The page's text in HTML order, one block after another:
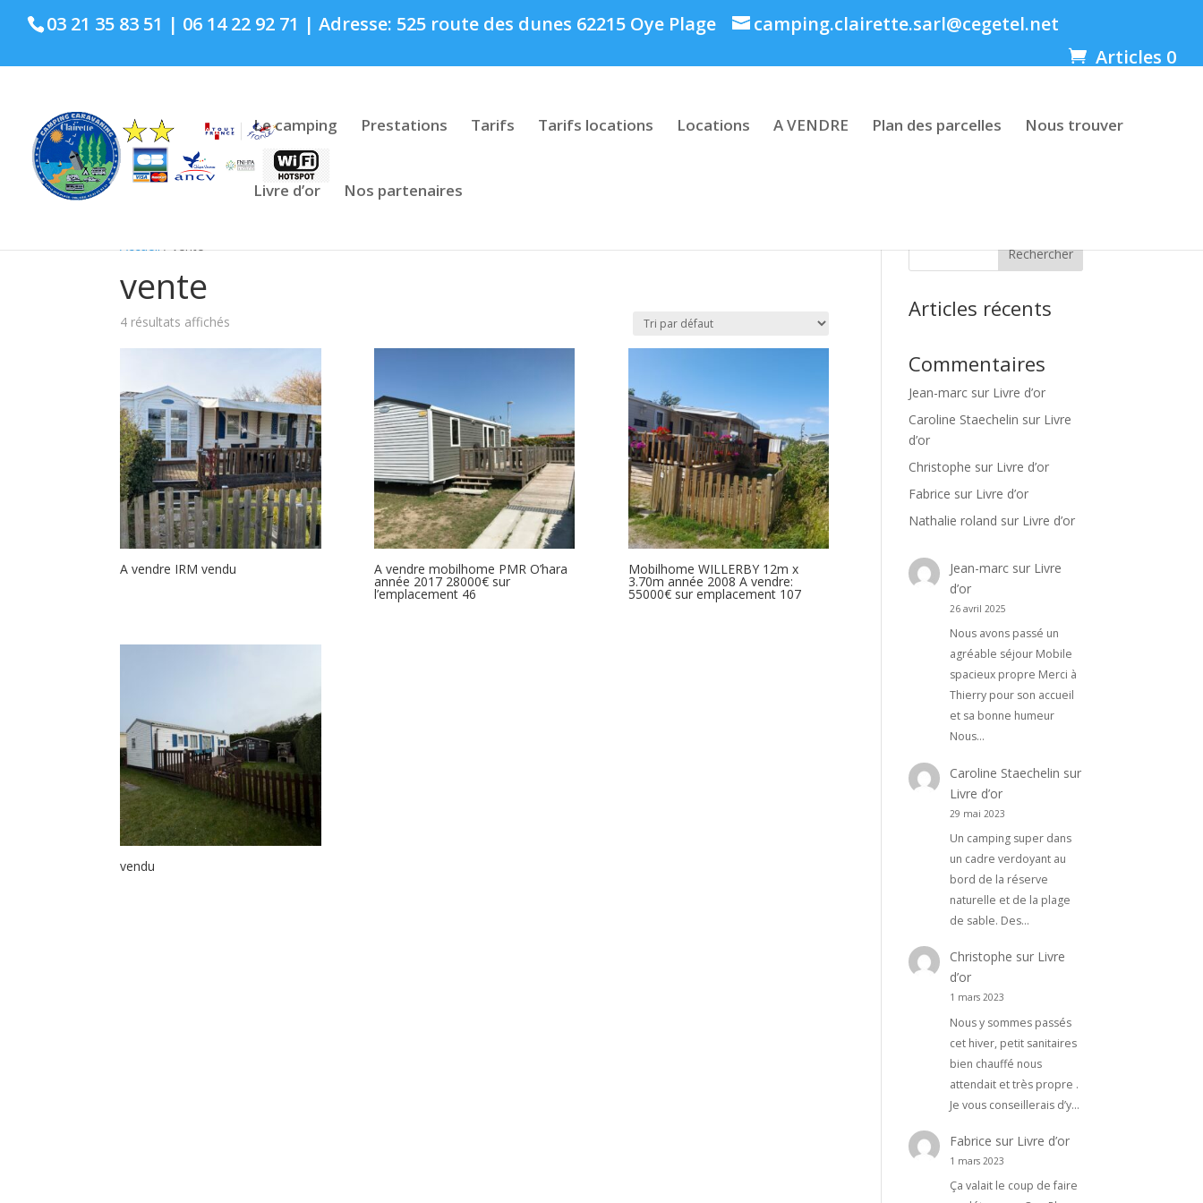
03 21 35 83 51 | 06 14 22 92 71 | Adresse: 525 route des dunes 62215 Oye Plage
camping.clairette.sarl@cegetel.net
Articles 0
Le camping Prestations Tarifs Tarifs locations Locations A VENDRE Plan des parcelles Nous trouver
Livre d’or Nos partenaires
Accueil/ vente
vente
4 résultats affichés
A vendre IRM vendu A vendre mobilhome PMR O’hara
année 2017 28000€ sur
l’emplacement 46
Mobilhome WILLERBY 12m x
3.70m année 2008 A vendre:
55000€ sur emplacement 107
vendu
Rechercher
Articles récents
Commentaires
Jean-marc sur Livre d’or
Caroline Staechelin sur Livre
d’or
Christophe sur Livre d’or
Fabrice sur Livre d’or
Nathalie roland sur Livre d’or
Jean-marcsur Livre
d’or
26 avril 2025
Nous avons passé un
agréable séjour Mobile
spacieux propre Merci à
Thierry pour son accueil
et sa bonne humeur
Nous…
Caroline Staechelin sur
Livre d’or
29 mai 2023
Un camping super dans
un cadre verdoyant au
bord de la réserve
naturelle et de la plage
de sable. Des…
Christophe sur Livre
d’or
1 mars 2023
Nous y sommes passés
cet hiver, petit sanitaires
bien chauffé nous
attendait et très propre .
Je vous conseillerais d’y…
Fabrice sur Livre d’or
1 mars 2023
Ça valait le coup de faire